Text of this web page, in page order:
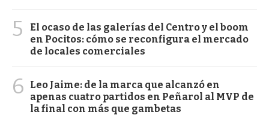
5
El ocaso de las galerías del Centro y el boom
en Pocitos: cómo se reconfigura el mercado
de locales comerciales
6
Leo Jaime: de la marca que alcanzó en
apenas cuatro partidos en Peñarol al MVP de
la final con más que gambetas